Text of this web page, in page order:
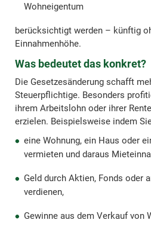
Wohneigentum
berücksichtigt werden – künftig
Einnahmenhöhe.
Was bedeutet das konkret?
Die Gesetzesänderung schafft
Steuerpflichtige. Besonders
ihrem Arbeitslohn oder ihrer
erzielen. Beispielsweise indem
eine Wohnung, ein Haus oder
vermieten und daraus
Geld durch Aktien, Fonds oder
verdienen,
Gewinne aus dem Verkauf von